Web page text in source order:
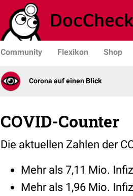
Community Flexikon Shop
Corona auf einen Blick
COVID-Counter
Die aktuellen Zahlen der
Mehr als 7,11 Mio.
Mehr als 1,96 Mio.